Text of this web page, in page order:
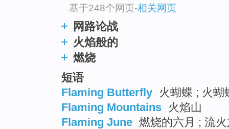
基于248个网页-相关网页
网路论战
火焰般的
燃烧
短语
Flaming Butterfly 火蝴蝶 ; 火蝴
Flaming Mountains 火焰山
Flaming June 燃烧的六月 ; 流